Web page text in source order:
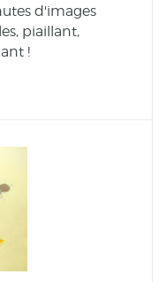
d'images
piaillant,
!